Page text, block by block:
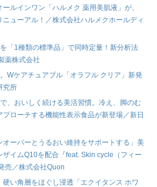
ルインワン「ハルメク 薬用美肌液」が、
ューアル！／株式会社ハルメクホールディ
「1種類の標準品」で同時定量！新分析法
薬株式会社
Wケアチュアブル「オラフル クリア」新発
究所
、おいしく続ける美活習慣。冷え、脚のむ
ローチする機能性表示食品が新登場／新日
ーバーとうるおい維持をサポートする」美
イムQ10を配合『feat. Skin cycle（フィー
売／株式会社Quon
硬い角層をほぐし浸透「エクイタンス ホワ